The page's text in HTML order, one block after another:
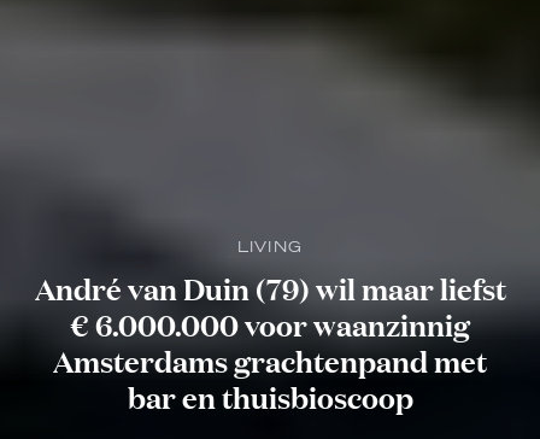
LIVING
André van Duin (79) wil maar liefst
€ 6.000.000 voor waanzinnig
Amsterdams grachtenpand met
bar en thuisbioscoop